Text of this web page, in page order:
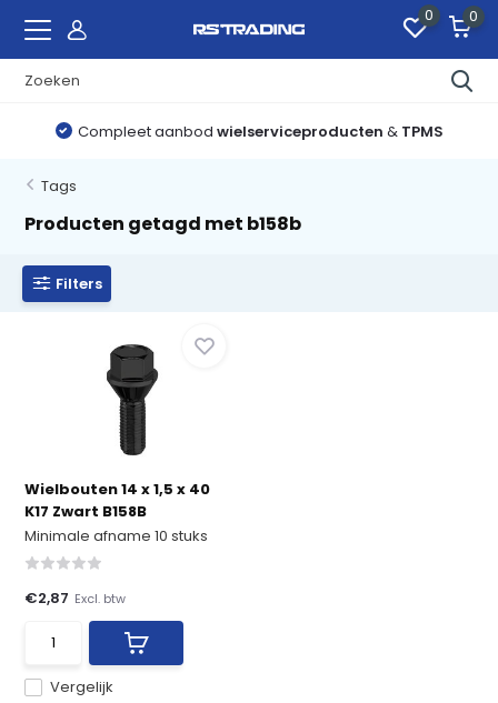
0 0
Compleet aanbod wielserviceproducten & TPMS
Tags
Producten getagd met b158b
Filters
Wielbouten 14 x 1,5 x 40
K17 Zwart B158B
Minimale afname 10 stuks
Vergelijk
€2,87 Excl. btw